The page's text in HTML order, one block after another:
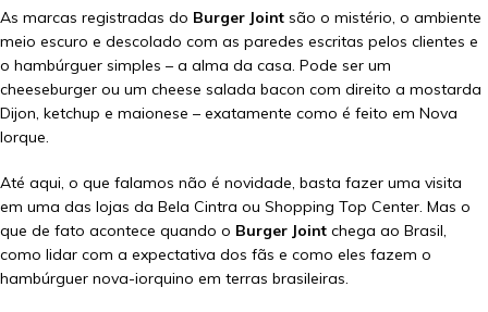
As marcas registradas do Burger Joint são o mistério, o ambiente
meio escuro e descolado com as paredes escritas pelos clientes e
o hambúrguer simples – a alma da casa. Pode ser um
cheeseburger ou um cheese salada bacon com direito a mostarda
Dijon, ketchup e maionese – exatamente como é feito em Nova
Iorque.
Até aqui, o que falamos não é novidade, basta fazer uma visita
em uma das lojas da Bela Cintra ou Shopping Top Center. Mas o
que de fato acontece quando o Burger Joint chega ao Brasil,
como lidar com a expectativa dos fãs e como eles fazem o
hambúrguer nova-iorquino em terras brasileiras.